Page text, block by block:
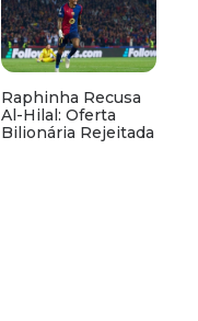
Raphinha Recusa
Al-Hilal: Oferta
Bilionária Rejeitada